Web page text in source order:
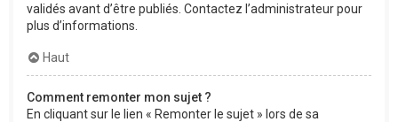
validés avant d’être publiés. Contactez l’administrateur pour
plus d’informations.
Haut
Comment remonter mon sujet ?
En cliquant sur le lien « Remonter le sujet » lors de sa